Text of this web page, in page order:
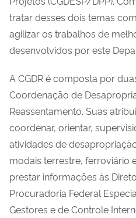
tratar desses dois temas
agilizar os trabalhos de
desenvolvidos por este
A CGDR é composta por
Coordenação de
Reassentamento. Suas
coordenar, orientar,
atividades de
modais terrestre, ferroviário
prestar informações às
Procuradoria Federal
Gestores e de Controle